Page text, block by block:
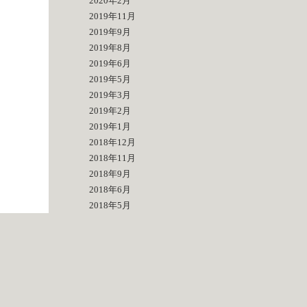
2019年11月
2019年9月
2019年8月
2019年6月
2019年5月
2019年3月
2019年2月
2019年1月
2018年12月
2018年11月
2018年9月
2018年6月
2018年5月